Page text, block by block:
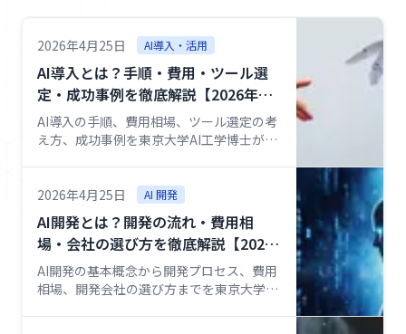
2026年4月25日 AI導入・活用
AI導入とは？手順・費用・ツール選
定・成功事例を徹底解説【2026年
版】｜東京大学AI工学博士監修
AI導入の手順、費用相場、ツール選定の考
え方、成功事例を東京大学AI工学博士が徹
2026年最新情報で整理した完全ガイド。
2026年4月25日 AI 開発
AI開発とは？開発の流れ・費用相
場・会社の選び方を徹底解説【2026
年最新】｜東京大学AI工学博士監修
AI開発の基本概念から開発プロセス、費用
相場、開発会社の選び方までを東京大学AI